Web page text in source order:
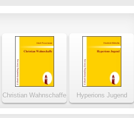
Christian Wahnschaffe Hyperions Jugend